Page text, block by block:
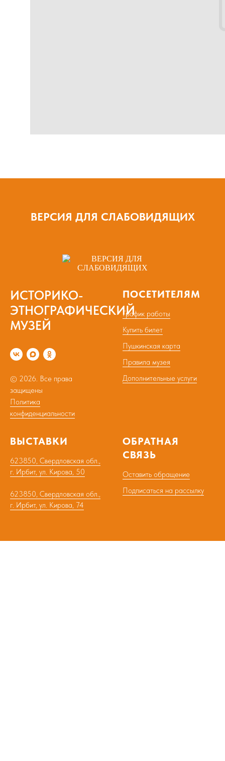
ВЕРСИЯ ДЛЯ СЛАБОВИДЯЩИХ
ИСТОРИКО-
ЭТНОГРАФИЧЕСКИЙ
МУЗЕЙ
© 2026. Все права
защищены
Политика
конфиденциальности
ПОСЕТИТЕЛЯМ
График работы
Купить билет
Пушкинская карта
Правила музея
Дополнительные услуги
ВЫСТАВКИ
623850, Свердловская обл.,
г. Ирбит, ул. Кирова, 50
623850, Свердловская обл.,
г. Ирбит, ул. Кирова, 74
ОБРАТНАЯ
СВЯЗЬ
Оставить обращение
Подписаться на рассылку